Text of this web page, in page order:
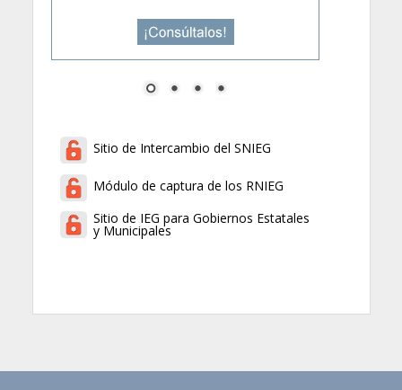
Sitio de Intercambio del SNIEG
Módulo de captura de los RNIEG
Sitio de IEG para Gobiernos Estatales
y Municipales